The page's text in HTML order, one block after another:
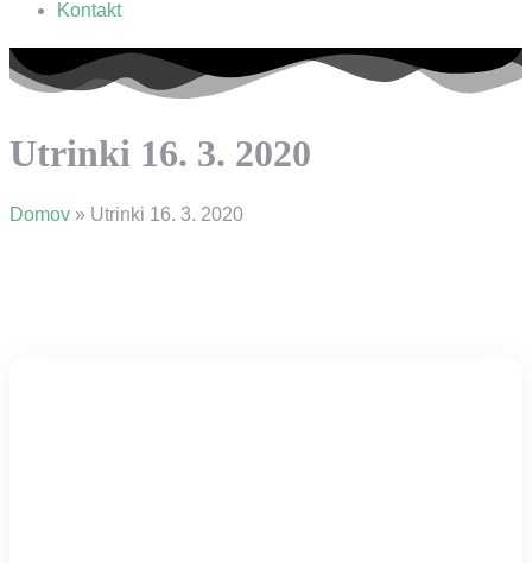
Kontakt
Utrinki 16. 3. 2020
Domov » Utrinki 16. 3. 2020